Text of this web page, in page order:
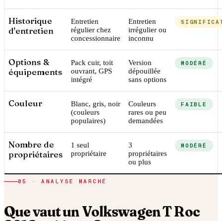
Historique
d'entretien
Entretien
régulier chez
concessionnaire
Entretien
irrégulier ou
inconnu
Options &
équipements
Pack cuir, toit
ouvrant, GPS
intégré
Version
dépouillée
sans options
MODÉRÉ
Couleur
Blanc, gris, noir
(couleurs
populaires)
Couleurs
rares ou peu
demandées
FAIBLE
Nombre de
propriétaires
1 seul
propriétaire
3
propriétaires
ou plus
MODÉRÉ
05 · ANALYSE MARCHÉ
Que vaut unVolkswagenT Roc